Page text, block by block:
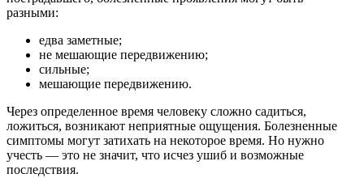
разными:
едва заметные;
не мешающие передвижению;
сильные;
мешающие передвижению.
Через определенное время человеку сложно садиться,
ложиться, возникают неприятные ощущения. Болезненные
симптомы могут затихать на некоторое время. Но нужно
учесть — это не значит, что исчез ушиб и возможные
последствия.